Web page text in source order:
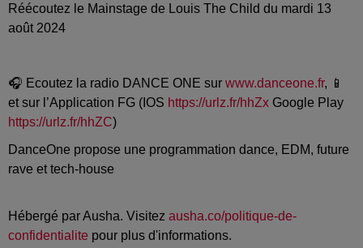
Réécoutez le Mainstage de Louis The Child du mardi 13
août 2024
🎧 Ecoutez la radio DANCE ONE sur www.danceone.fr, 📱
et sur l’Application FG (IOS https://urlz.fr/hhZx Google Play
https://urlz.fr/hhZC)
DanceOne propose une programmation dance, EDM, future
rave et tech-house
Hébergé par Ausha. Visitez ausha.co/politique-de-
confidentialite pour plus d'informations.